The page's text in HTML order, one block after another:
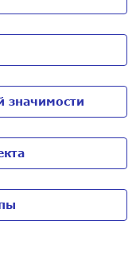
значимости